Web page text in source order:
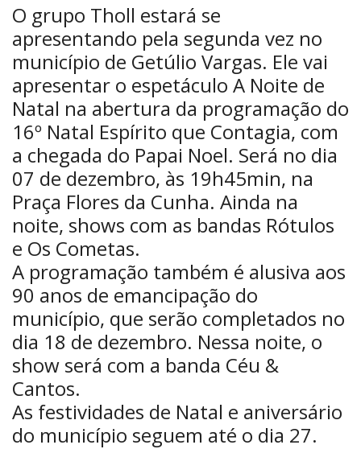
O grupo Tholl estará se
apresentando pela segunda vez no
município de Getúlio Vargas. Ele vai
apresentar o espetáculo A Noite de
Natal na abertura da programação do
16º Natal Espírito que Contagia, com
a chegada do Papai Noel. Será no dia
07 de dezembro, às 19h45min, na
Praça Flores da Cunha. Ainda na
noite, shows com as bandas Rótulos
e Os Cometas.
A programação também é alusiva aos
90 anos de emancipação do
município, que serão completados no
dia 18 de dezembro. Nessa noite, o
show será com a banda Céu &
Cantos.
As festividades de Natal e aniversário
do município seguem até o dia 27.